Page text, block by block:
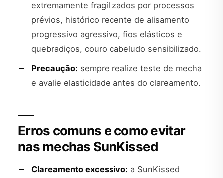
extremamente fragilizados por processos
prévios, histórico recente de alisamento
progressivo agressivo, fios elásticos e
quebradiços, couro cabeludo sensibilizado.
Precaução: sempre realize teste de mecha
e avalie elasticidade antes do clareamento.
Erros comuns e como evitar
nas mechas SunKissed
Clareamento excessivo: a SunKissed